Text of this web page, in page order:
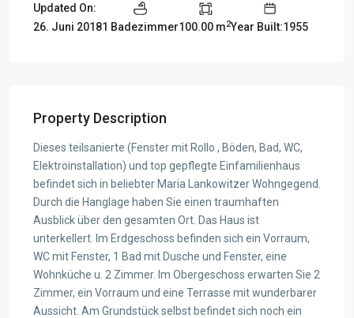
Updated On:
26. Juni 20181 Badezimmer100.00 m2Year Built:1955
Property Description
Dieses teilsanierte (Fenster mit Rollo , Böden, Bad, WC,
Elektroinstallation) und top gepflegte Einfamilienhaus
befindet sich in beliebter Maria Lankowitzer Wohngegend.
Durch die Hanglage haben Sie einen traumhaften
Ausblick über den gesamten Ort. Das Haus ist
unterkellert. Im Erdgeschoss befinden sich ein Vorraum,
WC mit Fenster, 1 Bad mit Dusche und Fenster, eine
Wohnküche u. 2 Zimmer. Im Obergeschoss erwarten Sie 2
Zimmer, ein Vorraum und eine Terrasse mit wunderbarer
Aussicht. Am Grundstück selbst befindet sich noch ein